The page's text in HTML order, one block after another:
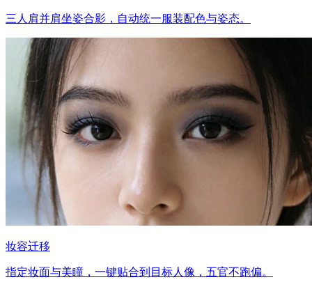
三人肩并肩坐姿合影，自动统一服装配色与姿态。
妆容迁移
指定妆面与美瞳，一键贴合到目标人像，五官不跑偏。